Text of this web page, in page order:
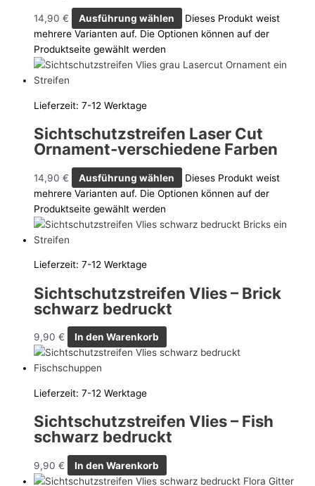
14,90 € Ausführung wählen
Dieses Produkt weist
mehrere Varianten auf. Die Optionen können auf der
Produktseite gewählt werden
Lieferzeit: 7-12 Werktage
Sichtschutzstreifen Laser Cut
Ornament-verschiedene Farben
14,90 € Ausführung wählen
Dieses Produkt weist
mehrere Varianten auf. Die Optionen können auf der
Produktseite gewählt werden
Lieferzeit: 7-12 Werktage
Sichtschutzstreifen Vlies – Brick
schwarz bedruckt
9,90 € In den Warenkorb
Lieferzeit: 7-12 Werktage
Sichtschutzstreifen Vlies – Fish
schwarz bedruckt
9,90 € In den Warenkorb